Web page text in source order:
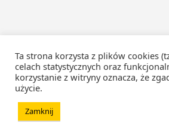
Ta strona korzysta z plików cookies
celach statystycznych oraz
korzystanie z witryny oznacza, że
użycie.
Zamknij